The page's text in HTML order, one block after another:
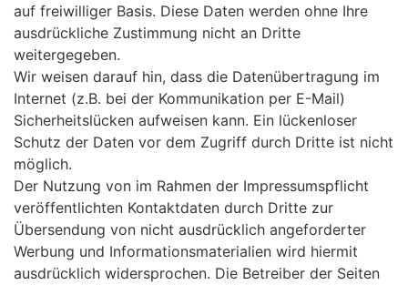
auf freiwilliger Basis. Diese Daten werden ohne Ihre
ausdrückliche Zustimmung nicht an Dritte
weitergegeben.
Wir weisen darauf hin, dass die Datenübertragung im
Internet (z.B. bei der Kommunikation per E-Mail)
Sicherheitslücken aufweisen kann. Ein lückenloser
Schutz der Daten vor dem Zugriff durch Dritte ist nicht
möglich.
Der Nutzung von im Rahmen der Impressumspflicht
veröffentlichten Kontaktdaten durch Dritte zur
Übersendung von nicht ausdrücklich angeforderter
Werbung und Informationsmaterialien wird hiermit
ausdrücklich widersprochen. Die Betreiber der Seiten